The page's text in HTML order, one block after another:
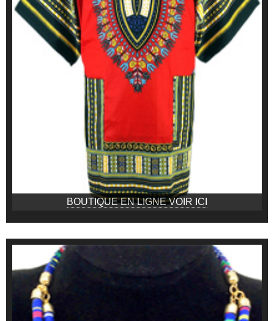
BOUTIQUE EN LIGNE VOIR ICI